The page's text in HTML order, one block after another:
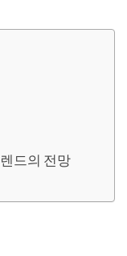
드의 전망